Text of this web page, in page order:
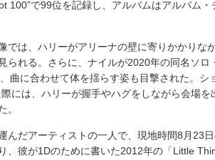
100”で99位を記録し、アルバムはアルバム・
は、ハリーがアリーナの壁に寄りかかりな
られる。さらに、ナイルが2020年の同名ソロ
曲に合わせて体を揺らす姿も目撃された。シ
には、ハリーが握手やハグをしながら会場を
。
だアーティストの一人で、現地時間8月23
、彼が1Dのために書いた2012年の「Little